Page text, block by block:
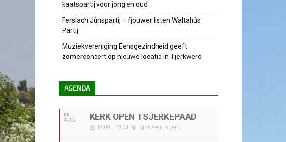
kaatspartij voor jong en oud
Ferslach Jûnspartij – fjouwer listen Waltahûs
Partij
Muziekvereniging Eensgezindheid geeft
zomerconcert op nieuwe locatie in Tjerkwerd
AGENDA
08
AUG KERK OPEN TSJERKEPAAD
13:00 - 17:00 Sint Petruskerk